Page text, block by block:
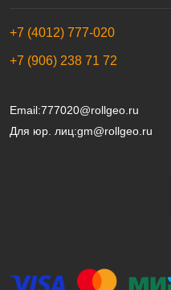
+7 (4012) 777-020
+7 (906) 238 71 72
Email:777020@rollgeo.ru
Для юр. лиц:gm@rollgeo.ru